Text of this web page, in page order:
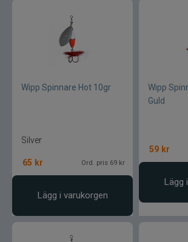
Wipp Spinnare Hot 10gr
Silver
65 kr Ord. pris 69 kr
Lägg i varukorgen
Wipp
Guld
59 kr
Lägg